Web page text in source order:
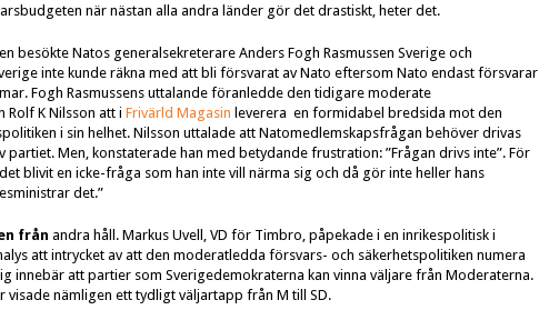
när nästan alla andra länder gör det drastiskt, heter det.
besökte Natos generalsekreterare Anders Fogh Rasmussen Sverige och
inte kunde räkna med att bli försvarat av Nato eftersom Nato endast försvarar
Fogh Rasmussens uttalande föranledde den tidigare moderate
Rolf K Nilsson att i Frivärld Magasin leverera en formidabel bredsida mot den
i sin helhet. Nilsson uttalade att Natomedlemskapsfrågan behöver drivas
partiet. Men, konstaterade han med betydande frustration: ”Frågan drivs inte”. För
blivit en icke-fråga som han inte vill närma sig och då gör inte heller hans
det.”
från andra håll. Markus Uvell, VD för Timbro, påpekade i en inrikespolitisk i
att intrycket av att den moderatledda försvars- och säkerhetspolitiken numera
innebär att partier som Sverigedemokraterna kan vinna väljare från Moderaterna.
visade nämligen ett tydligt väljartapp från M till SD.